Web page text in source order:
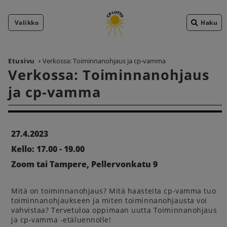
Valikko Haku
Etusivu Verkossa: Toiminnanohjaus ja cp-vamma
Verkossa: Toiminnanohjaus
ja cp-vamma
27.4.2023
Kello: 17.00 - 19.00
Zoom tai Tampere, Pellervonkatu 9
Mitä on toiminnanohjaus? Mitä haasteita cp-vamma tuo
toiminnanohjaukseen ja miten toiminnanohjausta voi
vahvistaa? Tervetuloa oppimaan uutta Toiminnanohjaus
ja cp-vamma -etäluennolle!